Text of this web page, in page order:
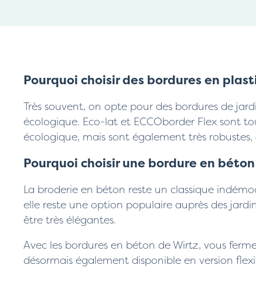
Pourquoi choisir des bordures en
Très souvent, on opte pour des bordures de
écologique. Eco-lat et ECCOborder Flex sont
écologique, mais sont également très
Pourquoi choisir une bordure en
La broderie en béton reste un classique
elle reste une option populaire auprès des
être très élégantes.
Avec les bordures en béton de Wirtz, vous
désormais également disponible en version